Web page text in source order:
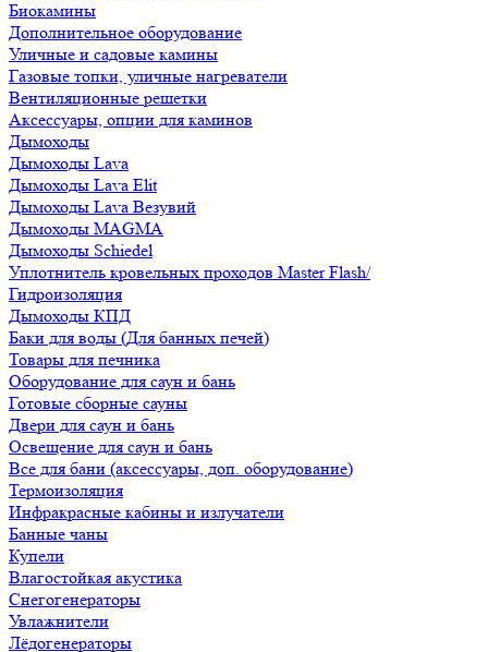
Биокамины
Дополнительное оборудование
Уличные и садовые камины
Газовые топки, уличные нагреватели
Вентиляционные решетки
Аксессуары, опции для каминов
Дымоходы
Дымоходы Lava
Дымоходы Lava Elit
Дымоходы Lava Везувий
Дымоходы MAGMA
Дымоходы Schiedel
Уплотнитель кровельных проходов Master Flash/
Гидроизоляция
Дымоходы КПД
Баки для воды (Для банных печей)
Товары для печника
Оборудование для саун и бань
Готовые сборные сауны
Двери для саун и бань
Освещение для саун и бань
Все для бани (аксессуары, доп. оборудование)
Термоизоляция
Инфракрасные кабины и излучатели
Банные чаны
Купели
Влагостойкая акустика
Снегогенераторы
Увлажнители
Лёдогенераторы